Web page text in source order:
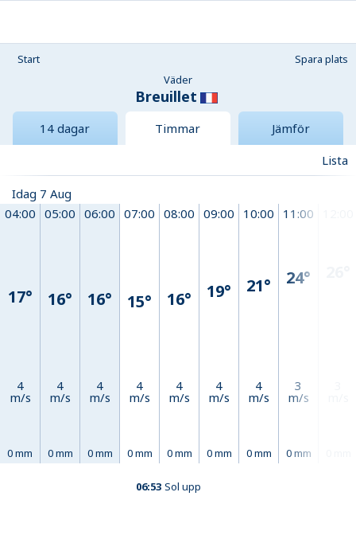
Start
Spara plats
Väder
Breuillet
14 dagar Timmar
Jämför
Lista
Idag 7 Aug
04:00
17°
4
m/s
0 mm
05:00
16°
4
m/s
0 mm
06:00
16°
4
m/s
0 mm
07:00
15°
4
m/s
0 mm
08:00
16°
4
m/s
0 mm
09:00
19°
4
m/s
0 mm
10:00
21°
4
m/s
0 mm
11:00
24°
3
m/s
0 mm
06:53 Sol upp